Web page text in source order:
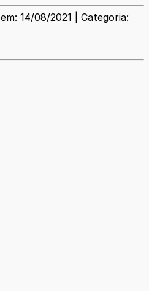
14/08/2021 | Categoria: